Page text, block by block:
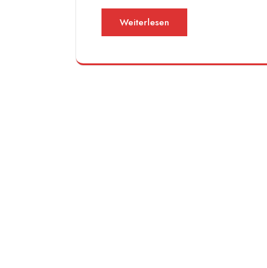
Weiterlesen